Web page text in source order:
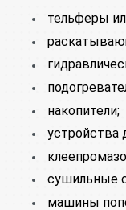
тельферы
накопители;
устройства
сушильные
машины